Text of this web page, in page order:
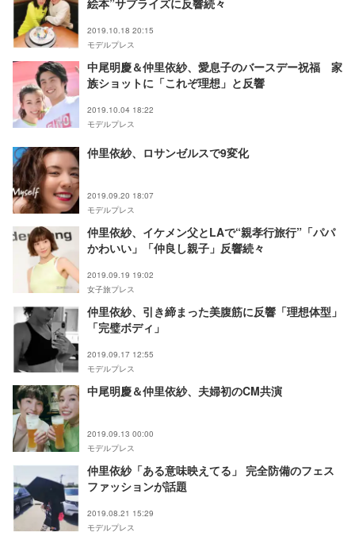
絵本”サプライズに反響続々
2019.10.18 20:15
モデルプレス
中尾明慶＆仲里依紗、愛息子のバースデー祝福 家
族ショットに「これぞ理想」と反響
2019.10.04 18:22
モデルプレス
仲里依紗、ロサンゼルスで9変化
2019.09.20 18:07
モデルプレス
仲里依紗、イケメン父とLAで“親孝行旅行”「パパ
かわいい」「仲良し親子」反響続々
2019.09.19 19:02
女子旅プレス
仲里依紗、引き締まった美腹筋に反響「理想体型」
「完璧ボディ」
2019.09.17 12:55
モデルプレス
中尾明慶＆仲里依紗、夫婦初のCM共演
2019.09.13 00:00
モデルプレス
仲里依紗「ある意味映えてる」 完全防備のフェス
ファッションが話題
2019.08.21 15:29
モデルプレス